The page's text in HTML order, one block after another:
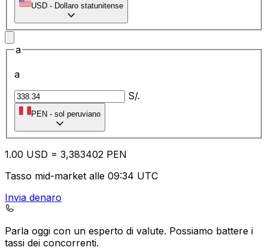
USD - Dollaro statunitense
a
a
S/.
PEN - sol peruviano
1.00 USD = 3,383402 PEN
Tasso mid-market alle 09:34 UTC
Invia denaro
Parla oggi con un esperto di valute. Possiamo battere i
tassi dei concorrenti.